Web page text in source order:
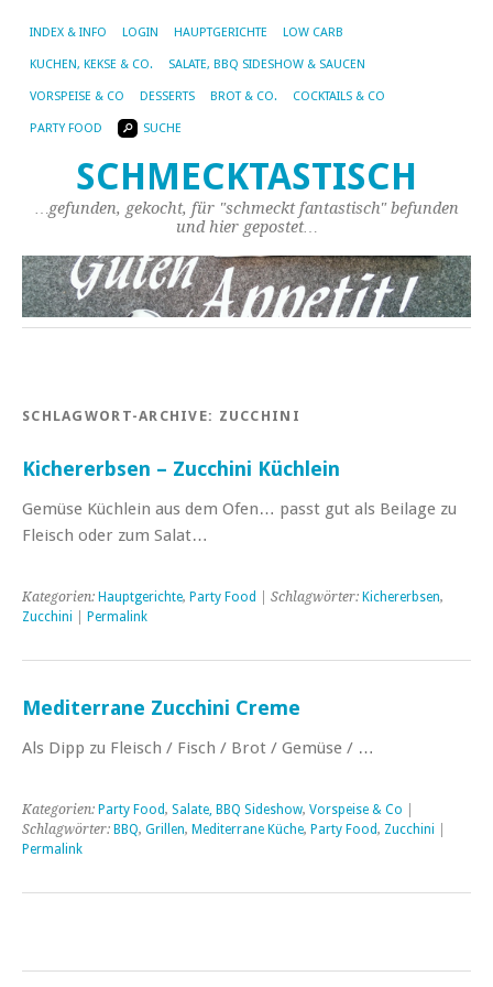
INDEX & INFO LOGIN HAUPTGERICHTE LOW CARB
KUCHEN, KEKSE & CO. SALATE, BBQ SIDESHOW & SAUCEN
VORSPEISE & CO DESSERTS BROT & CO. COCKTAILS & CO
PARTY FOOD SUCHE
SCHMECKTASTISCH
…gefunden, gekocht, für "schmeckt fantastisch" befunden
und hier gepostet…
SCHLAGWORT-ARCHIVE: ZUCCHINI
Kichererbsen – Zucchini Küchlein
Gemüse Küchlein aus dem Ofen… passt gut als Beilage zu
Fleisch oder zum Salat…
Kategorien: Hauptgerichte, Party Food | Schlagwörter: Kichererbsen,
Zucchini
Permalink
Mediterrane Zucchini Creme
Als Dipp zu Fleisch / Fisch / Brot / Gemüse / …
Kategorien: Party Food, Salate, BBQ Sideshow, Vorspeise & Co
Schlagwörter: BBQ, Grillen, Mediterrane Küche, Party Food, Zucchini
Permalink